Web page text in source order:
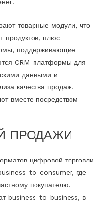
товарные модули, что
продуктов, плюс
поддерживающие
CRM-платформы для
данными и
качества продаж.
вместе посредством
ПРОДАЖИ
цифровой торговли.
to-consumer, где
покупателю.
business-to-business, в-